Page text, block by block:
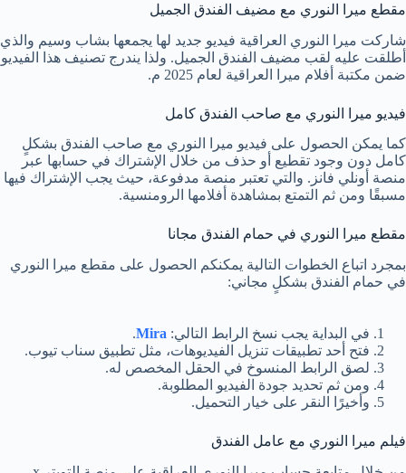
مقطع ميرا النوري مع مضيف الفندق الجميل
شاركت ميرا النوري العراقية فيديو جديد لها يجمعها بشاب وسيم والذي
أطلقت عليه لقب مضيف الفندق الجميل. ولذا يندرج تصنيف هذا الفيديو
ضمن مكتبة أفلام ميرا العراقية لعام 2025 م.
فيديو ميرا النوري مع صاحب الفندق كامل
كما يمكن الحصول على فيديو ميرا النوري مع صاحب الفندق بشكلٍ
كامل دون وجود تقطيع أو حذف من خلال الإشتراك في حسابها عبر
منصة أونلي فانز. والتي تعتبر منصة مدفوعة، حيث يجب الإشتراك فيها
مسبقًا ومن ثم التمتع بمشاهدة أفلامها الرومنسية.
مقطع ميرا النوري في حمام الفندق مجانا
بمجرد اتباع الخطوات التالية يمكنكم الحصول على مقطع ميرا النوري
في حمام الفندق بشكلٍ مجاني:
في البداية يجب نسخ الرابط التالي: Mira
.
فتح أحد تطبيقات تنزيل الفيديوهات، مثل تطبيق سناب تيوب.
لصق الرابط المنسوخ في الحقل المخصص له.
ومن ثم تحديد جودة الفيديو المطلوبة.
وأخيرًا النقر على خيار التحميل.
فيلم ميرا النوري مع عامل الفندق